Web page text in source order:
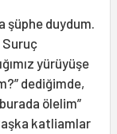
şüphe duydum.
Suruç
yürüyüşe
dediğimde,
ölelim”
katliamlar